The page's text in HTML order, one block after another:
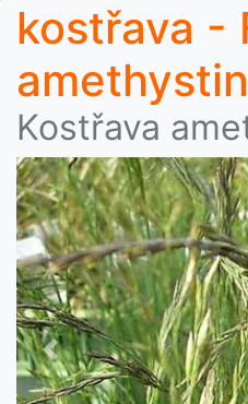
kostřava -
Kostřava
Předchozí